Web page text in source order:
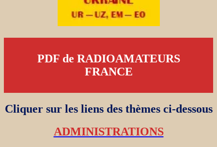
PDF de RADIOAMATEURS
FRANCE
Cliquer sur les liens des thèmes ci-dessous
ADMINISTRATIONS